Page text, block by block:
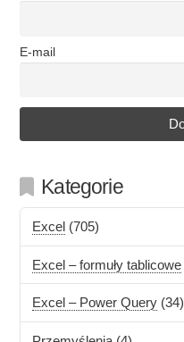
E-mail
Kategorie
Excel (705)
Excel – formuły tablicowe
Excel – Power Query (34)